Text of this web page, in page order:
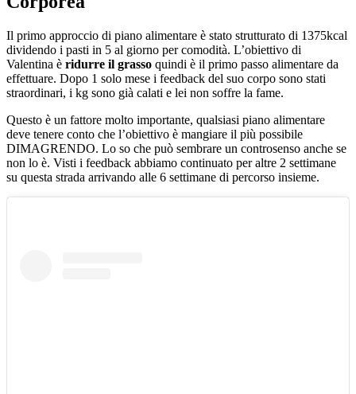
Il primo approccio di piano alimentare è stato strutturato di 1375kcal
dividendo i pasti in 5 al giorno per comodità. L’obiettivo di
Valentina è ridurre il grasso quindi è il primo passo alimentare da
effettuare. Dopo 1 solo mese i feedback del suo corpo sono stati
straordinari, i kg sono già calati e lei non soffre la fame.
Questo è un fattore molto importante, qualsiasi piano alimentare
deve tenere conto che l’obiettivo è mangiare il più possibile
DIMAGRENDO. Lo so che può sembrare un controsenso anche se
non lo è. Visti i feedback abbiamo continuato per altre 2 settimane
su questa strada arrivando alle 6 settimane di percorso insieme.